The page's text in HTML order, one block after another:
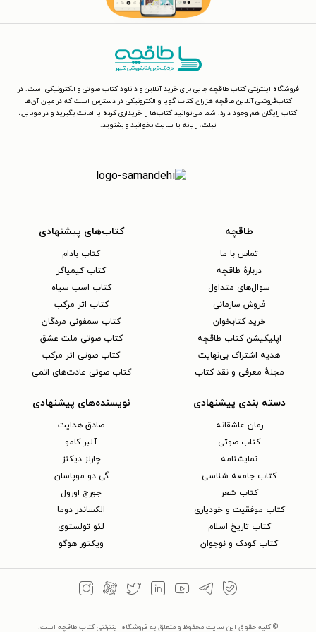
فروشگاه اینترنتی کتاب طاقچه جایی برای خرید آنلاین و دانلود کتاب صوتی و الکترونیکی است. در
کتاب‌فروشی آنلاین طاقچه هزاران کتاب گویا و الکترونیکی در دسترس است که در میان آن‌ها
کتاب رایگان هم وجود دارد. شما می‌توانید کتاب‌ها را خریداری کرده یا امانت بگیرید و در موبایل،
تبلت، رایانه یا سایت بخوانید و بشنوید.
طاقچه
تماس با ما
دربارهٔ طاقچه
سوال‌های متداول
فروش سازمانی
خرید کتابخوان
اپلیکیشن کتاب طاقچه
هدیه اشتراک بی‌نهایت
مجلهٔ معرفی و نقد کتاب
کتاب‌های پیشنهادی
کتاب بادام
کتاب کیمیاگر
کتاب اسب سیاه
کتاب اثر مرکب
کتاب سمفونی مردگان
کتاب صوتی ملت عشق
کتاب صوتی اثر مرکب
کتاب صوتی عادت‌های اتمی
دسته بندی پیشنهادی
رمان عاشقانه
کتاب‌ صوتی
نمایشنامه
کتاب جامعه شناسی
کتاب شعر
کتاب موفقیت و خودیاری
کتاب تاریخ اسلام
کتاب کودک و نوجوان
نویسنده‌های پیشنهادی
صادق هدایت
آلبر کامو
چارلز دیکنز
گی دو موپاسان
جورج اورول
الکساندر دوما
لئو تولستوی
ویکتور هوگو
© کلیه حقوق این سایت محفوظ و متعلق به فروشگاه اینترنتی کتاب طاقچه است.